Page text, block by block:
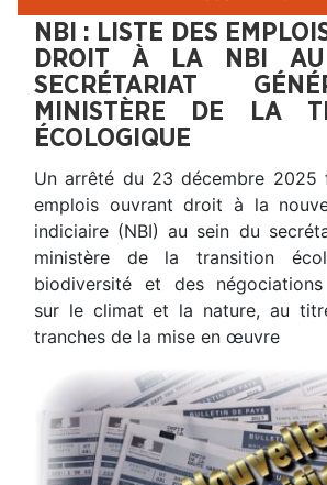
NBI : LISTE DES
DROIT À LA NBI
SECRÉTARIAT
MINISTÈRE DE LA
ÉCOLOGIQUE
Un arrêté du 23 décembre 2025
emplois ouvrant droit à la
indiciaire (NBI) au sein du
ministère de la transition
biodiversité et des négociations
sur le climat et la nature, au
tranches de la mise en œuvre